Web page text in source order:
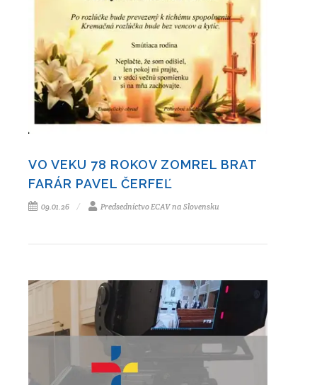
VO VEKU 78 ROKOV ZOMREL BRAT
FARÁR PAVEL ČERFEĽ
09.01.26 Predsedníctvo ECAV na Slovensku